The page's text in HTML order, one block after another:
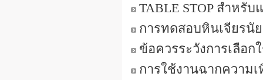
TABLE STOP สำหรับ
การทดสอบหินเจียรนัย
ข้อควรระวังการเลือก
การใช้งานฉากความเ